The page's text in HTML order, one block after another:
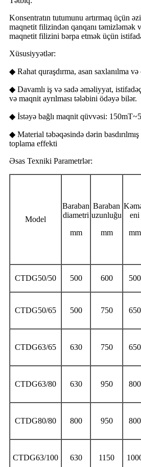
Konsentratın tutumunu artırmaq üçün
maqnetit filizindən qanqanı təmizləmək
maqnetit filizini bərpa etmək üçün
Xüsusiyyətlər:
◆ Rahat quraşdırma, asan saxlanılma
◆ Davamlı iş və sadə əməliyyat,
və maqnit ayrılması tələbini ödəyə bilər.
◆ İstəyə bağlı maqnit qüvvəsi:
◆ Material təbəqəsində dərin
toplama effekti
Əsas Texniki Parametrlər:
Model
Baraban
diametri
mm
Baraban
uzunluğu
mm
eni
mm
CTDG50/50 500 600 500
CTDG50/65 500 750 650
CTDG63/65 630 750 650
CTDG63/80 630 950 800
CTDG80/80 800 950 800
CTDG63/100 630 1150